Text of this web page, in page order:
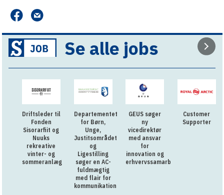
Se alle jobs
Driftsleder til
Fonden
Sisorarfiit og
Nuuks
rekreative
vinter- og
sommeranlæg
Departementet
for Børn,
Unge,
Justitsområdet
og
Ligestilling
søger en AC-
fuldmægtig
med flair for
kommunikation
GEUS søger
ny
vicedirektør
med ansvar
for
innovation og
erhvervssamarbejde
Customer
Supporter